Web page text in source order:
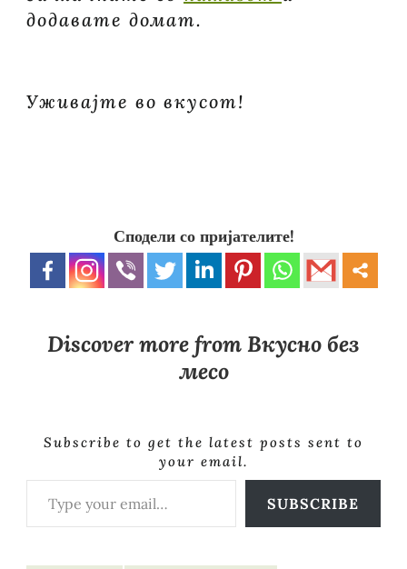
додавате домат.
Уживајте во вкусот!
Сподели со пријателите!
Discover more from Вкусно без
месо
Subscribe to get the latest posts sent to
your email.
Type your email…
SUBSCRIBE